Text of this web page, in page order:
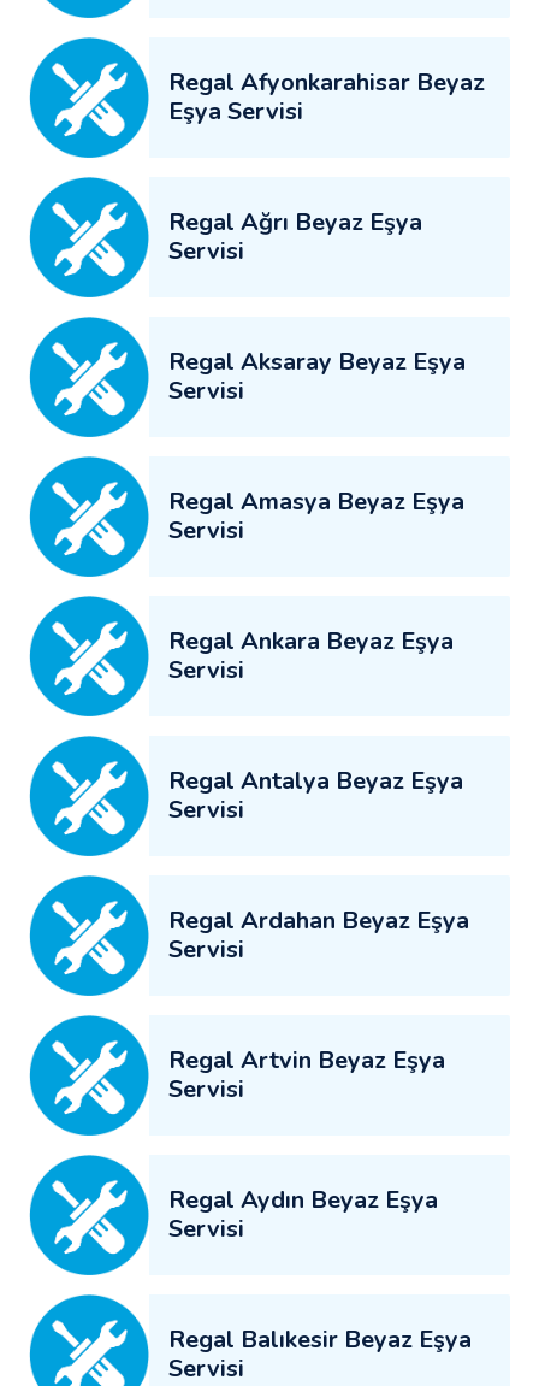
Regal Afyonkarahisar Beyaz
Eşya Servisi
Regal Ağrı Beyaz Eşya
Servisi
Regal Aksaray Beyaz Eşya
Servisi
Regal Amasya Beyaz Eşya
Servisi
Regal Ankara Beyaz Eşya
Servisi
Regal Antalya Beyaz Eşya
Servisi
Regal Ardahan Beyaz Eşya
Servisi
Regal Artvin Beyaz Eşya
Servisi
Regal Aydın Beyaz Eşya
Servisi
Regal Balıkesir Beyaz Eşya
Servisi